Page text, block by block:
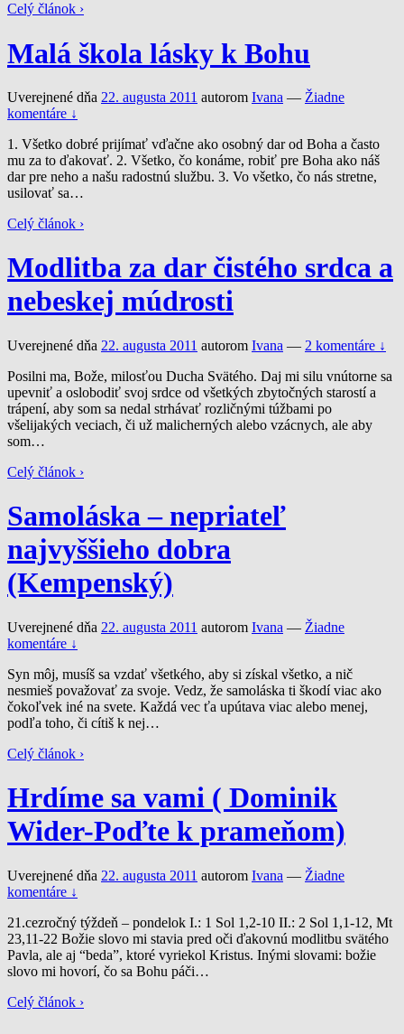
Celý článok ›
Malá škola lásky k Bohu
Uverejnené dňa 22. augusta 2011 autorom Ivana — Žiadne
komentáre ↓
1. Všetko dobré prijímať vďačne ako osobný dar od Boha a často
mu za to ďakovať. 2. Všetko, čo konáme, robiť pre Boha ako náš
dar pre neho a našu radostnú službu. 3. Vo všetko, čo nás stretne,
usilovať sa…
Celý článok ›
Modlitba za dar čistého srdca a
nebeskej múdrosti
Uverejnené dňa 22. augusta 2011 autorom Ivana — 2 komentáre ↓
Posilni ma, Bože, milosťou Ducha Svätého. Daj mi silu vnútorne sa
upevniť a oslobodiť svoj srdce od všetkých zbytočných starostí a
trápení, aby som sa nedal strhávať rozličnými túžbami po
všelijakých veciach, či už malicherných alebo vzácnych, ale aby
som…
Celý článok ›
Samoláska – nepriateľ
najvyššieho dobra
(Kempenský)
Uverejnené dňa 22. augusta 2011 autorom Ivana — Žiadne
komentáre ↓
Syn môj, musíš sa vzdať všetkého, aby si získal všetko, a nič
nesmieš považovať za svoje. Vedz, že samoláska ti škodí viac ako
čokoľvek iné na svete. Každá vec ťa upútava viac alebo menej,
podľa toho, či cítiš k nej…
Celý článok ›
Hrdíme sa vami ( Dominik
Wider-Poďte k prameňom)
Uverejnené dňa 22. augusta 2011 autorom Ivana — Žiadne
komentáre ↓
21.cezročný týždeň – pondelok I.: 1 Sol 1,2-10 II.: 2 Sol 1,1-12, Mt
23,11-22 Božie slovo mi stavia pred oči ďakovnú modlitbu svätého
Pavla, ale aj “beda”, ktoré vyriekol Kristus. Inými slovami: božie
slovo mi hovorí, čo sa Bohu páči…
Celý článok ›